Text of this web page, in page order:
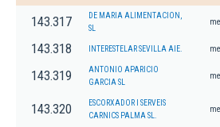
143.317
DE MARIA ALIMENTACION,
SL
143.318 INTERESTELAR SEVILLA AIE.
143.319
ANTONIO APARICIO
GARCIA SL
143.320
ESCORXADOR I SERVEIS
CARNICS PALMA SL.